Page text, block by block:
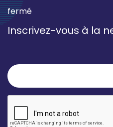
fermé
Inscrivez-vous à la